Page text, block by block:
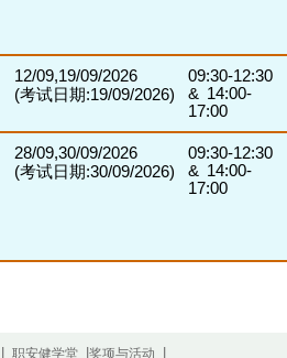
12/09,19/09/2026
(考试日期:19/09/2026)
09:30-12:30
& 14:00-
17:00
28/09,30/09/2026
(考试日期:30/09/2026)
09:30-12:30
& 14:00-
17:00
职安健学堂 奖项与活动